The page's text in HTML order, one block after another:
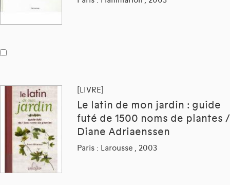
[LIVRE]
Le latin de mon jardin : guide
futé de 1500 noms de plantes /
Diane Adriaenssen
Paris : Larousse , 2003